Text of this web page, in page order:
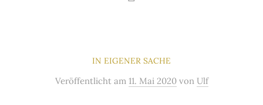
IN EIGENER SACHE
Veröffentlicht am 11. Mai 2020 von Ulf